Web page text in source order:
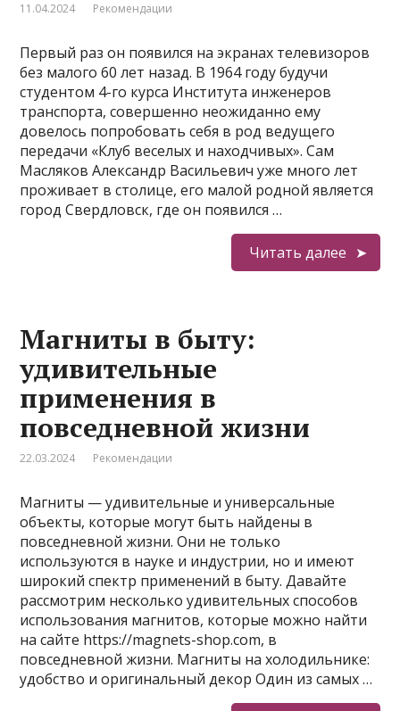
11.04.2024 Рекомендации
Первый раз он появился на экранах телевизоров
без малого 60 лет назад. В 1964 году будучи
студентом 4-го курса Института инженеров
транспорта, совершенно неожиданно ему
довелось попробовать себя в род ведущего
передачи «Клуб веселых и находчивых». Сам
Масляков Александр Васильевич уже много лет
проживает в столице, его малой родной является
город Свердловск, где он появился …
Читать далее
Магниты в быту:
удивительные
применения в
повседневной жизни
22.03.2024 Рекомендации
Магниты — удивительные и универсальные
объекты, которые могут быть найдены в
повседневной жизни. Они не только
используются в науке и индустрии, но и имеют
широкий спектр применений в быту. Давайте
рассмотрим несколько удивительных способов
использования магнитов, которые можно найти
на сайте https://magnets-shop.com, в
повседневной жизни. Магниты на холодильнике:
удобство и оригинальный декор Один из самых …